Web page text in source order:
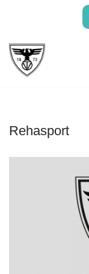
Inhalt
springen
Rehasport